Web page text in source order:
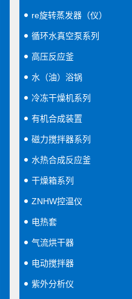
re旋转蒸发器（仪）
循环水真空泵系列
高压反应釜
水（油）浴锅
冷冻干燥机系列
有机合成装置
磁力搅拌器系列
水热合成反应釜
干燥箱系列
ZNHW控温仪
电热套
气流烘干器
电动搅拌器
紫外分析仪